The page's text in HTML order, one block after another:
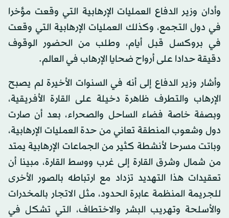
وأدان وزير الدفاع العمليات الإرهابية التي وقعت مؤخرا
في دول التجمع، وكذلك العمليات الإرهابية التي وقعت
في بروكسل قبل أيام، وطلب من الحضور الوقوف
دقيقة حدادا على أرواح ضحايا الإرهاب في العالم.
وأشار وزير الدفاع إلى أنه في السنوات الأخيرة لم يصبح
الإرهاب والتطرف ظاهرة دخيلة على القارة الأفريقية،
وبصفة خاصة فضاء الساحل والصحراء، بعد أن صارت
دول وشعوب المنطقة تعاني من حدة العمليات الإرهابية،
وباتت مسرحا لأنشطة كثير من الجماعات الإرهابية يمتد
من شمال وشرق القارة إلى غرب ووسط القارة، مبينا أن
تعقيدات هذا التهديد تزداد مع ارتباطه بالصور الأخرى
للجريمة المنظمة عابرة الحدود، مثل الاتجار بالمخدرات
والأسلحة وتهريب البشر والاختطاف، التي تشكل في